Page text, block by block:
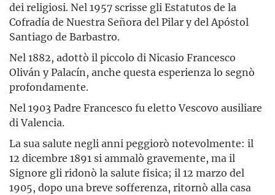
dei religiosi. Nel 1957 scrisse gli Estatutos de la
Cofradía de Nuestra Señora del Pilar y del Apóstol
Santiago de Barbastro.
Nel 1882, adottò il piccolo di Nicasio Francesco
Oliván y Palacín, anche questa esperienza lo segnò
profondamente.
Nel 1903 Padre Francesco fu eletto Vescovo ausiliare
di Valencia.
La sua salute negli anni peggiorò notevolmente: il
12 dicembre 1891 si ammalò gravemente, ma il
Signore gli ridonò la salute fisica; il 12 marzo del
1905, dopo una breve sofferenza, ritornò alla casa